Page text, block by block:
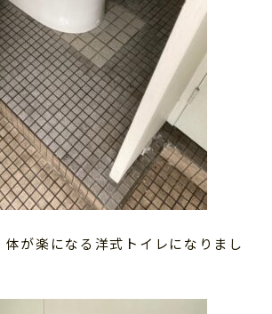
が楽になる洋式トイレになりまし